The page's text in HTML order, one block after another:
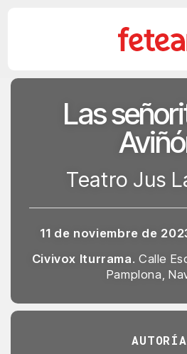
Skip
Las
Teatro Jus
11 de noviembre de
Civivox Iturrama. Calle
Pamplona,
AUTORÍA